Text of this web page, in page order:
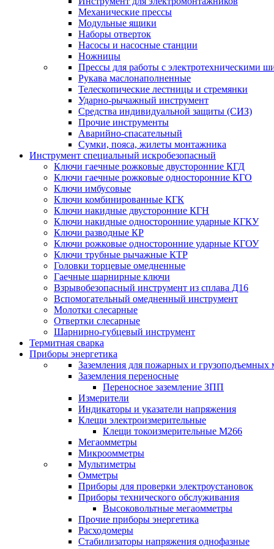
Механические прессы
Модульные ящики
Наборы отверток
Насосы и насосные станции
Ножницы
Прессы для работы с электротехническими
Рукава маслонаполненные
Телескопические лестницы и стремянки
Ударно-рычажный инструмент
Средства индивидуальной защиты (СИЗ)
Прочие инструменты
Аварийно-спасательный
Сумки, пояса, жилеты монтажника
Инструмент специальный искробезопасный
Ключи гаечные рожковые двусторонние КГД
Ключи гаечные рожковые односторонние КГО
Ключи имбусовые
Ключи комбинированные КГК
Ключи накидные двусторонние КГН
Ключи накидные односторонние ударные КГКУ
Ключи разводные КР
Ключи рожковые односторонние ударные КГОУ
Ключи трубные рычажные КТР
Головки торцевые омедненные
Гаечные шарнирные ключи
Взрывобезопасный инструмент из сплава Д16
Вспомогательный омедненный инструмент
Молотки слесарные
Отвертки слесарные
Шарнирно-губцевый инструмент
Термитная сварка
Приборы энергетика
Заземления для пожарных и грузоподъемных
Заземления переносные
Переносное заземление ЗПП
Измерители
Индикаторы и указатели напряжения
Клещи электроизмерительные
Клещи токоизмерительные М266
Мегаомметры
Микроомметры
Мультиметры
Омметры
Приборы для проверки электроустановок
Приборы технического обслуживания
Высоковольтные мегаомметры
Прочие приборы энергетика
Расходомеры
Стабилизаторы напряжения однофазные